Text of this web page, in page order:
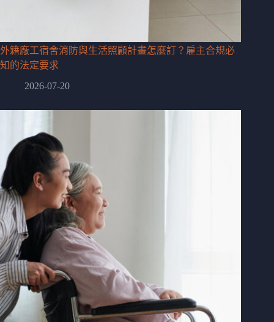
外籍廠工宿舍消防與生活照顧計畫怎麼訂？雇主合規必
知的法定要求
2026-07-20